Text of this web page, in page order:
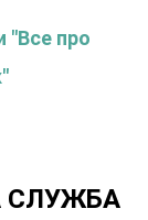
"Все про
СЛУЖБА